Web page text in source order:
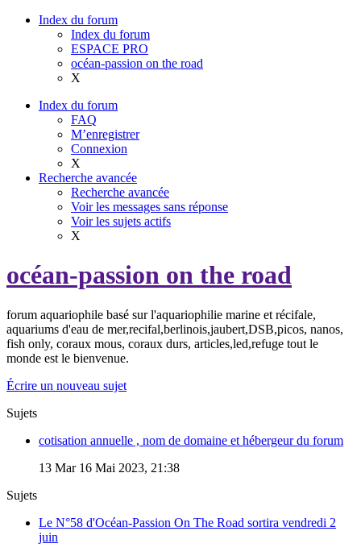
Index du forum
Index du forum
ESPACE PRO
océan-passion on the road
X
Index du forum
FAQ
M’enregistrer
Connexion
X
Recherche avancée
Recherche avancée
Voir les messages sans réponse
Voir les sujets actifs
X
océan-passion on the road
forum aquariophile basé sur l'aquariophilie marine et récifale,
aquariums d'eau de mer,recifal,berlinois,jaubert,DSB,picos, nanos,
fish only, coraux mous, coraux durs, articles,led,refuge tout le
monde est le bienvenue.
Écrire un nouveau sujet
Sujets
cotisation annuelle , nom de domaine et hébergeur du forum
13 Mar 16 Mai 2023, 21:38
Sujets
Le N°58 d'Océan-Passion On The Road sortira vendredi 2
juin